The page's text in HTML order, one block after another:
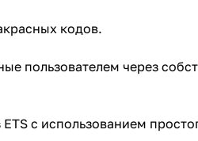
кодов.
пользователем через
с использованием